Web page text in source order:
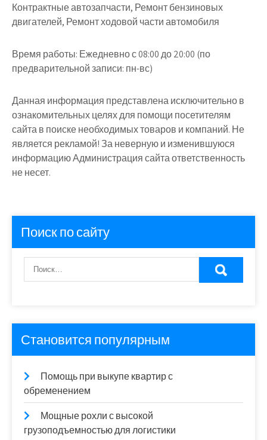
Контрактные автозапчасти, Ремонт бензиновых
двигателей, Ремонт ходовой части автомобиля
Время работы: Ежедневно с 08:00 до 20:00 (по
предварительной записи: пн-вс)
Данная информация представлена исключительно в
ознакомительных целях для помощи посетителям
сайта в поиске необходимых товаров и компаний. Не
является рекламой! За неверную и изменившуюся
информацию Администрация сайта ответственность
не несет.
Поиск по сайту
Становится популярным
Помощь при выкупе квартир с
обременением
Мощные рохли с высокой
грузоподъемностью для логистики